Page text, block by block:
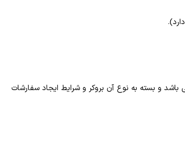
و بسته به نوع آن بروکر و شرایط ایجاد سفارشات